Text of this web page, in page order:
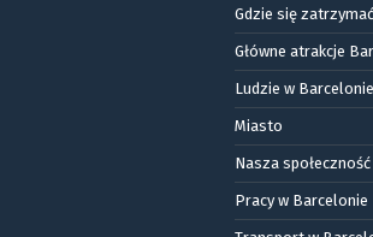
Gdzie się zatrzymać
Główne atrakcje
Ludzie w Barcelonie
Miasto
Nasza społeczność
Pracy w Barcelonie